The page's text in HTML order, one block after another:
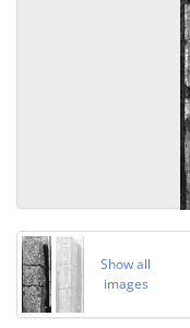
Show all
images